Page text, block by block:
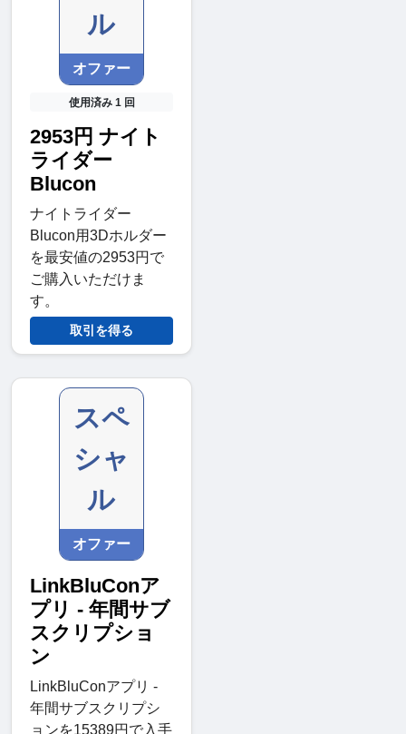
ル
オファー
使用済み 1 回
2953円 ナイト
ライダー
Blucon
ナイトライダー
Blucon用3Dホルダー
を最安値の2953円で
ご購入いただけま
す。
取引を得る
スペ
シャ
ル
オファー
LinkBluConア
プリ - 年間サブ
スクリプショ
ン
LinkBluConアプリ -
年間サブスクリプシ
ョンを15389円で入手